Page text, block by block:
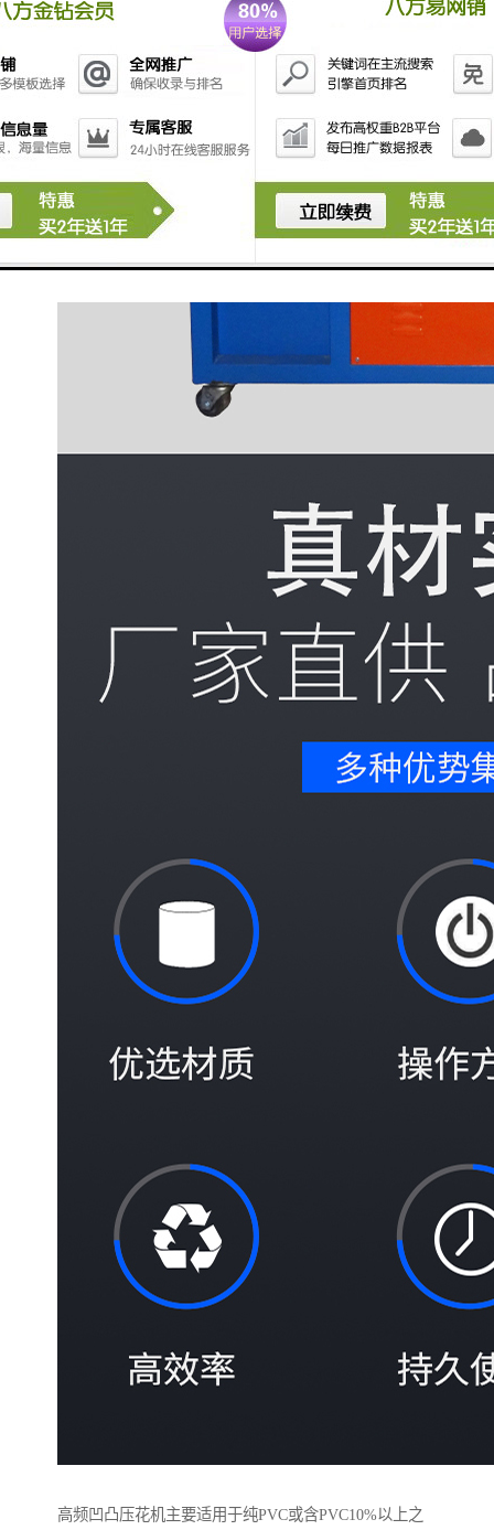
高频凹凸压花机主要适用于纯PVC或含PVC10%以上之